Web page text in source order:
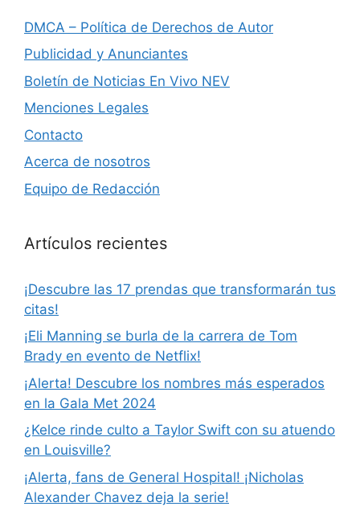
DMCA – Política de Derechos de Autor
Publicidad y Anunciantes
Boletín de Noticias En Vivo NEV
Menciones Legales
Contacto
Acerca de nosotros
Equipo de Redacción
Artículos recientes
¡Descubre las 17 prendas que transformarán tus
citas!
¡Eli Manning se burla de la carrera de Tom
Brady en evento de Netflix!
¡Alerta! Descubre los nombres más esperados
en la Gala Met 2024
¿Kelce rinde culto a Taylor Swift con su atuendo
en Louisville?
¡Alerta, fans de General Hospital! ¡Nicholas
Alexander Chavez deja la serie!